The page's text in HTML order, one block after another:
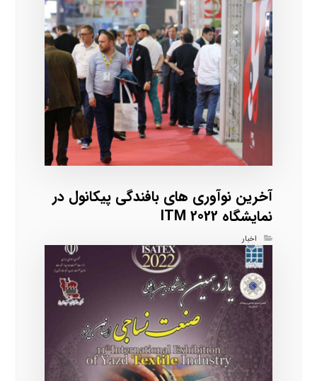
آخرین نوآوری های بافندگی پیکانول در
نمایشگاه ITM 2022
اخبار